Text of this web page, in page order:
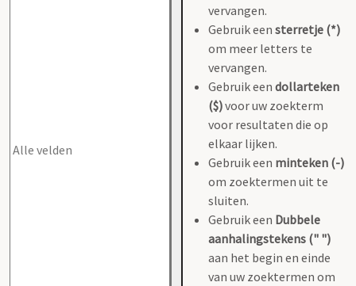
vervangen.
Gebruik een sterretje (*)
om meer letters te
vervangen.
Gebruik een dollarteken
($)voor uw zoekterm
voor resultaten die op
elkaar lijken.
Gebruik een minteken (-)
om zoektermen uit te
sluiten.
Gebruik een Dubbele
aanhalingstekens (" ")
aan het begin en einde
van uw zoektermen om